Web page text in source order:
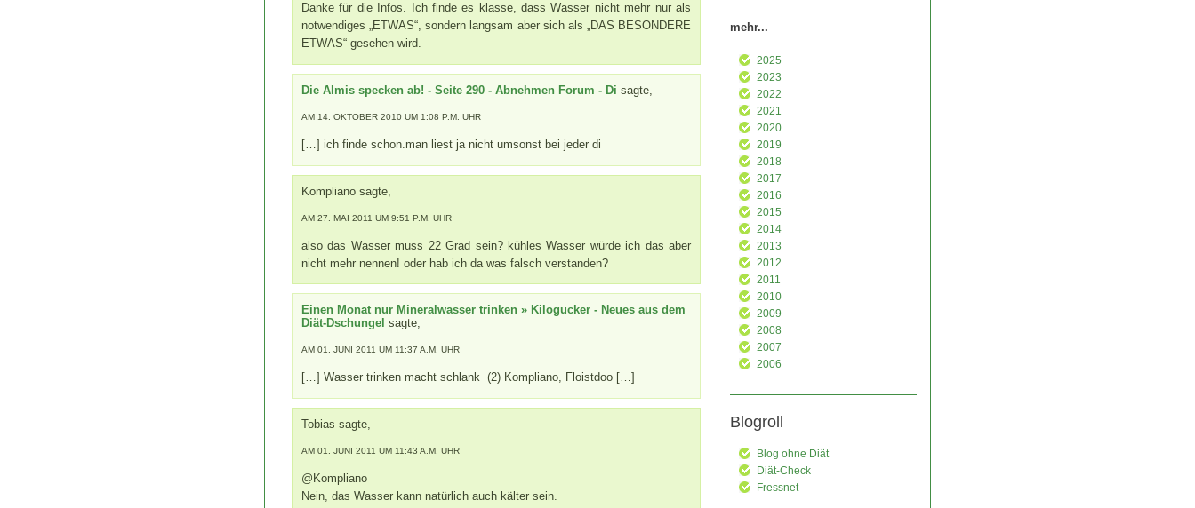
Danke für die Infos. Ich finde es klasse, dass Wasser nicht mehr nur als
notwendiges „ETWAS“, sondern langsam aber sich als „DAS BESONDERE
ETWAS“ gesehen wird.
Die Almis specken ab! - Seite 290 - Abnehmen Forum - Di sagte,
AM 14. OKTOBER 2010 UM 1:08 P.M. UHR
[…] ich finde schon.man liest ja nicht umsonst bei jeder di
Kompliano sagte,
AM 27. MAI 2011 UM 9:51 P.M. UHR
also das Wasser muss 22 Grad sein? kühles Wasser würde ich das aber
nicht mehr nennen! oder hab ich da was falsch verstanden?
Einen Monat nur Mineralwasser trinken » Kilogucker - Neues aus dem
Diät-Dschungel sagte,
AM 01. JUNI 2011 UM 11:37 A.M. UHR
[…] Wasser trinken macht schlank (2) Kompliano, Floistdoo […]
Tobias sagte,
AM 01. JUNI 2011 UM 11:43 A.M. UHR
@Kompliano
Nein, das Wasser kann natürlich auch kälter sein.
mehr...
2025
2023
2022
2021
2020
2019
2018
2017
2016
2015
2014
2013
2012
2011
2010
2009
2008
2007
2006
Blogroll
Blog ohne Diät
Diät-Check
Fressnet